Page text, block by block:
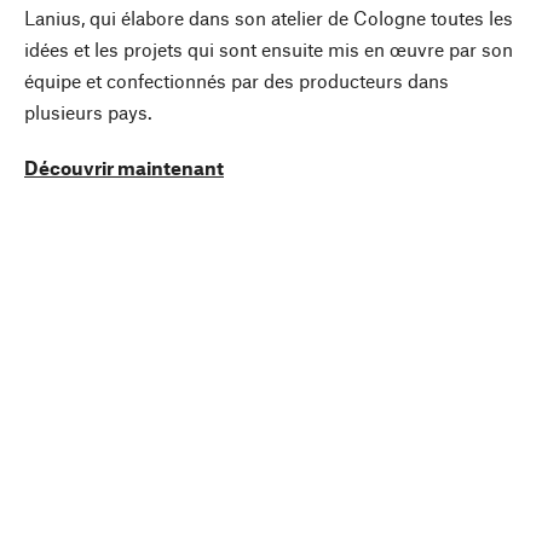
Lanius, qui élabore dans son atelier de Cologne toutes les
idées et les projets qui sont ensuite mis en œuvre par son
équipe et confectionnés par des producteurs dans
plusieurs pays.
Découvrir maintenant